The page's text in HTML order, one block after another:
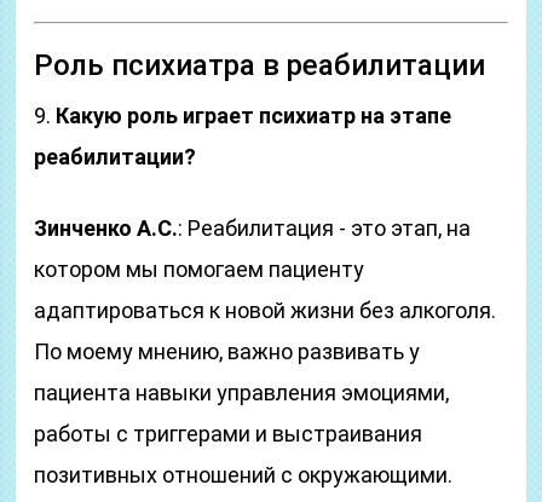
Роль психиатра в реабилитации
9. Какую роль играет психиатр на этапе
реабилитации?
Зинченко А.С.: Реабилитация - это этап, на
котором мы помогаем пациенту
адаптироваться к новой жизни без алкоголя.
По моему мнению, важно развивать у
пациента навыки управления эмоциями,
работы с триггерами и выстраивания
позитивных отношений с окружающими.